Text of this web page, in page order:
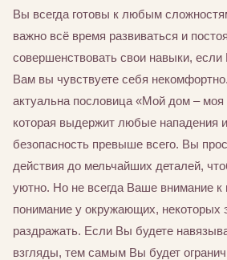
Вы всегда готовы к любым
важно всё время развиваться и
совершенствовать свои навыки, если
Вам вы чувствуете себя
актуальна пословица «Мой дом – моя
которая выдержит любые нападения
безопасность превыше всего. Вы
действия до мельчайших деталей,
уютно. Но не всегда Ваше внимание к
понимание у окружающих, некоторых
раздражать. Если Вы будете
взгляды, тем самым Вы будет